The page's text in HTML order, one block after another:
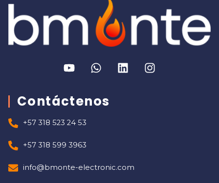
Contáctenos
+57 318 523 24 53
+57 318 599 3963
info@bmonte-electronic.com